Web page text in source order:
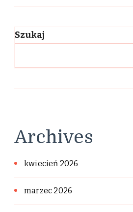
Szukaj
Archives
kwiecień 2026
marzec 2026